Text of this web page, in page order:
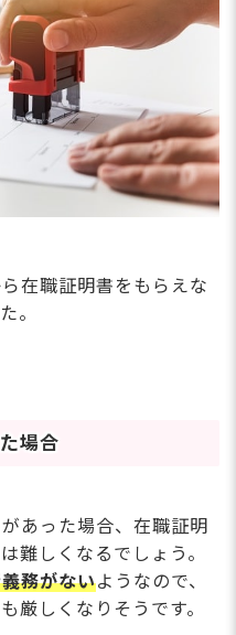
在職証明書をもらえな
。
場合
あった場合、在職証明
難しくなるでしょう。
務がないようなので、
厳しくなりそうです。